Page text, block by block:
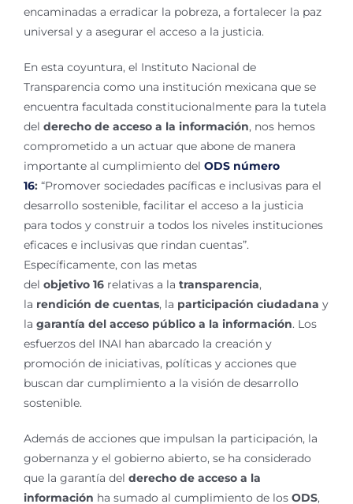
encaminadas a erradicar la pobreza, a fortalecer la paz
universal y a asegurar el acceso a la justicia.
En esta coyuntura, el Instituto Nacional de
Transparencia como una institución mexicana que se
encuentra facultada constitucionalmente para la tutela
del derecho de acceso a la información, nos hemos
comprometido a un actuar que abone de manera
importante al cumplimiento del ODS número
16: “Promover sociedades pacíficas e inclusivas para el
desarrollo sostenible, facilitar el acceso a la justicia
para todos y construir a todos los niveles instituciones
eficaces e inclusivas que rindan cuentas”.
Específicamente, con las metas
del objetivo 16 relativas a la transparencia,
la rendición de cuentas, la participación ciudadana y
la garantía del acceso público a la información. Los
esfuerzos del INAI han abarcado la creación y
promoción de iniciativas, políticas y acciones que
buscan dar cumplimiento a la visión de desarrollo
sostenible.
Además de acciones que impulsan la participación, la
gobernanza y el gobierno abierto, se ha considerado
que la garantía del derecho de acceso a la
información ha sumado al cumplimiento de los ODS,